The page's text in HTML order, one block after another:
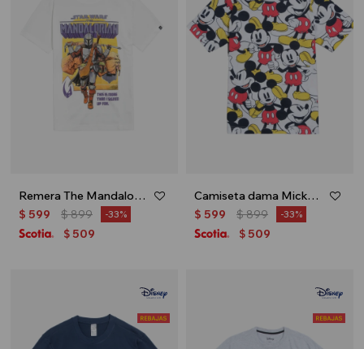
Remera The Mandalorian - Crudo
$ 599 $899 33
$ 509
Camiseta dama Mickey - Blanco
$ 599 $899 33
$ 509